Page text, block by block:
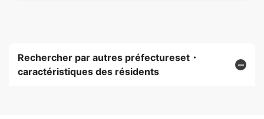
Rechercher par autres préfectureset・
caractéristiques des résidents